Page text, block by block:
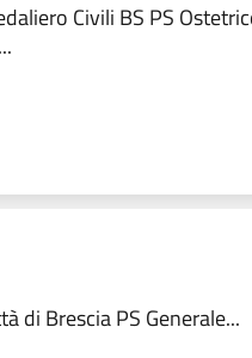
Civili BS PS
di Brescia PS Generale...